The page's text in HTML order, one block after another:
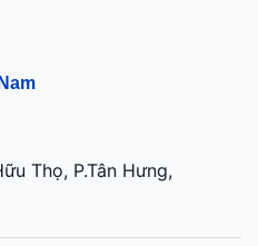
Thọ, P.Tân Hưng,